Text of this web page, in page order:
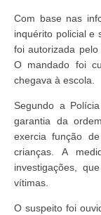
Com base nas
inquérito policial e
foi autorizada
O mandado foi
chegava à escola.
Segundo a
garantia da
exercia função
crianças. A
investigações,
vítimas.
O suspeito foi